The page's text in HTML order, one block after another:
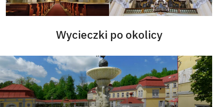
Wycieczki po okolicy